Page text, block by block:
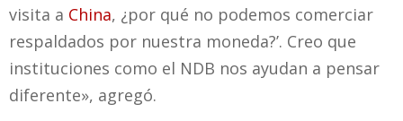
visita a China, ¿por qué no podemos comerciar
respaldados por nuestra moneda?’. Creo que
instituciones como el NDB nos ayudan a pensar
diferente», agregó.